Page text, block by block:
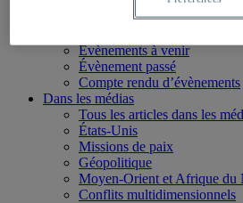
Écoles d’été
Évènements à venir
Évènement passé
Compte rendu d’évènements
Dans les médias
Tous les articles dans les
États-Unis
Missions de paix
Géopolitique
Moyen-Orient et Afrique du
Conflits multidimensionnels